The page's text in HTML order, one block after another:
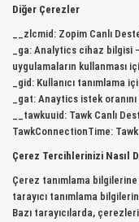
Diğer Çerezler
__zlcmid: Zopim Canlı
_ga: Analytics cihaz bilgisi
uygulamaların kullanması
_gid: Kullanıcı tanımlama
_gat: Anaytics istek
__tawkuuid: Tawk Canlı
TawkConnectionTime:
Çerez Tercihlerinizi Nasıl
Çerez tanımlama
tarayıcı tanımlama
Bazı tarayıcılarda,